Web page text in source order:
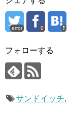
error 0
フォローする
サンドイッチ,